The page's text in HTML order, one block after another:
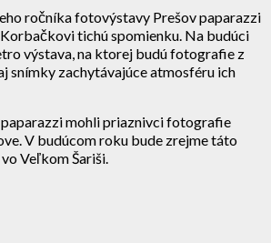
ročníka fotovýstavy Prešov paparazzi
tichú spomienku. Na budúci
výstava, na ktorej budú fotografie z
snímky zachytávajúce atmosféru ich
mohli priaznivci fotografie
V budúcom roku bude zrejme táto
Veľkom Šariši.